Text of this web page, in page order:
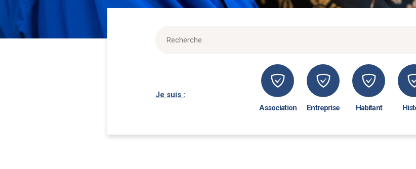
Je suis :
Association
Entreprise Habitant